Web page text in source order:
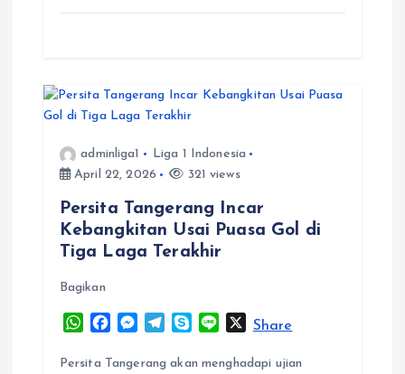
adminliga1
Liga 1 Indonesia
April 22, 2026
321 views
Persita Tangerang Incar
Kebangkitan Usai Puasa Gol di
Tiga Laga Terakhir
Bagikan
W
a
c
M
s
l
y
n
XShare
Persita Tangerang akan menghadapi ujian